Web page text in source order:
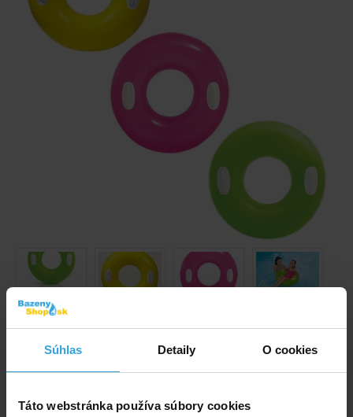
Súhlas Detaily O cookies
Táto webstránka používa súbory cookies
Obrázky a videá majú ilustračný charakter.
Plávací kruh s úchytmi o veľkosti 76cm.
Kód produktu: BK1453